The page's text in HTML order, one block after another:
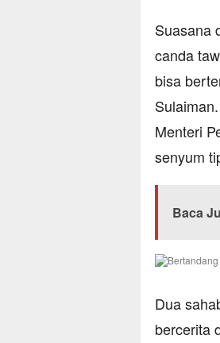
Suasana
canda
bisa
Menteri
senyum
Baca
Dua
bercerita